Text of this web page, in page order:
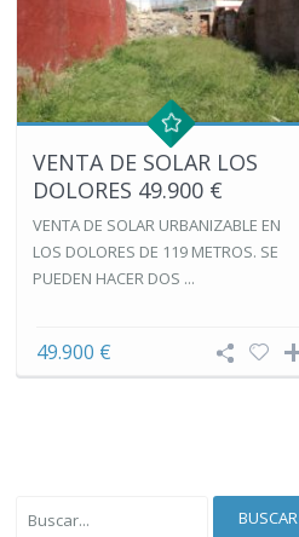
VENTA DE SOLAR LOS
DOLORES 49.900 €
VENTA DE SOLAR URBANIZABLE EN
LOS DOLORES DE 119 METROS. SE
PUEDEN HACER DOS ...
49.900 €
BUSCAR